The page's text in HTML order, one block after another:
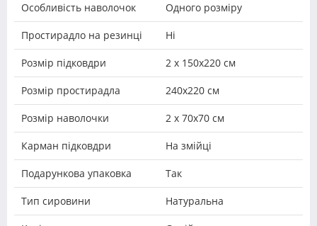
Особливість наволочок Одного розміру
Простирадло на резинці Ні
Розмір підковдри 2 х 150х220 см
Розмір простирадла 240х220 см
Розмір наволочки 2 х 70х70 см
Карман підковдри На змійці
Подарункова упаковка Так
Тип сировини Натуральна